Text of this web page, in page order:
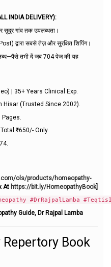
INDIA DELIVERY):
सुदूर गांव तक उपलब्धता।
द्वारा सबसे तेज़ और सुरक्षित शिपिंग।
तभी दें जब 704 पेज की यह
| 35+ Years Clinical Exp.
Hisar (Trusted Since 2002).
₹650/- Only.
ols/products/homeopathy-
At https://bit.ly/HomeopathyBook]
#DrRajpalLamba
Guide, Dr Rajpal Lamba
Repertory Book